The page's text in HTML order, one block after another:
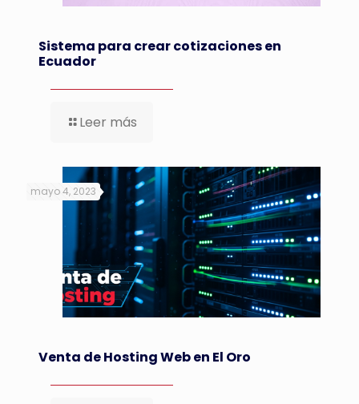
Sistema para crear cotizaciones en
Ecuador
Leer más
mayo 4, 2023
Venta de Hosting Web en El Oro